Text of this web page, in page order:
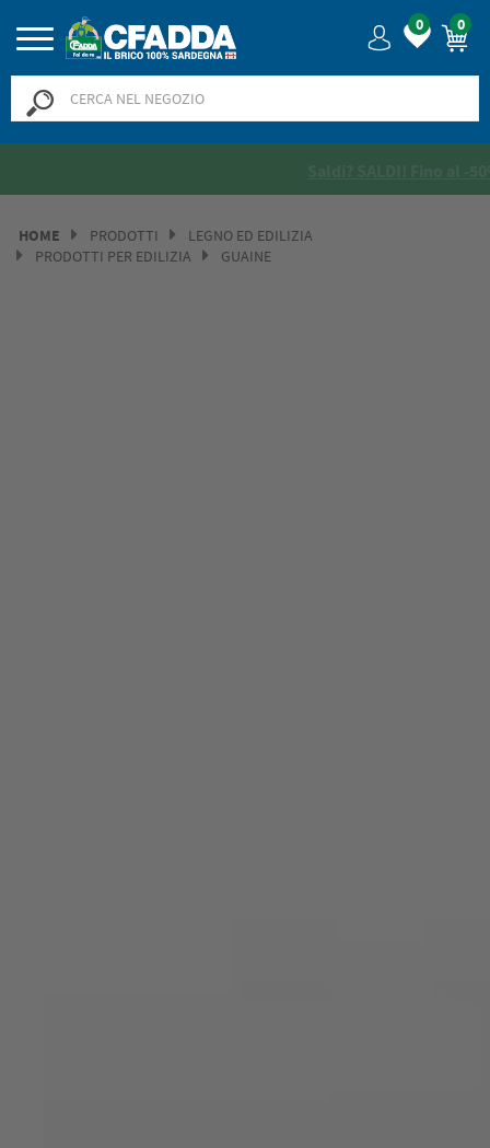
0 0
HOME PRODOTTI
LEGNO ED EDILIZIA
PRODOTTI PER EDILIZIA
GUAINE